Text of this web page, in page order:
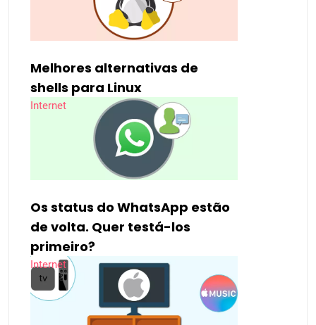
Melhores alternativas de
shells para Linux
Internet
Os status do WhatsApp estão
de volta. Quer testá-los
primeiro?
Internet